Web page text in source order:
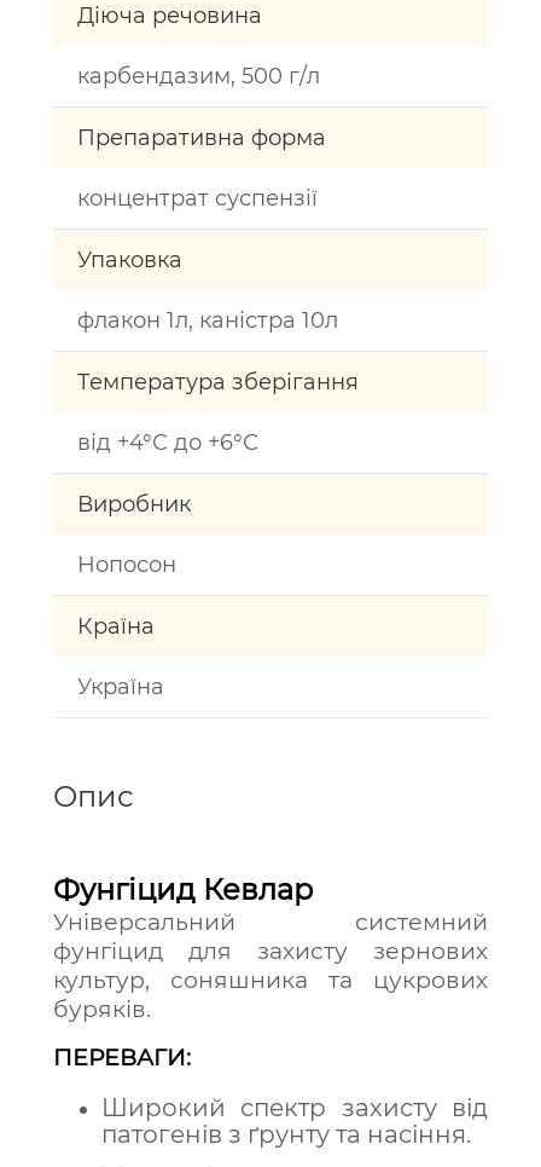
Діюча речовина
карбендазим, 500 г/л
Препаративна форма
концентрат суспензії
Упаковка
флакон 1л, каністра 10л
Температура зберігання
від +4°С до +6°С
Виробник
Нопосон
Країна
Україна
Опис
Фунгіцид Кевлар
Універсальний системний
фунгіцид для захисту зернових
культур, соняшника та цукрових
буряків.
ПЕРЕВАГИ:
Широкий спектр захисту від
патогенів з ґрунту та насіння.